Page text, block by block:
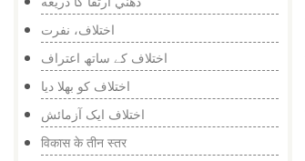
اختلاف، نفرت
اختلاف کے ساتھ اعتراف
اختلاف کو بھلا دیا
اختلاف ایک آزمائش
विकास के तीन स्तर